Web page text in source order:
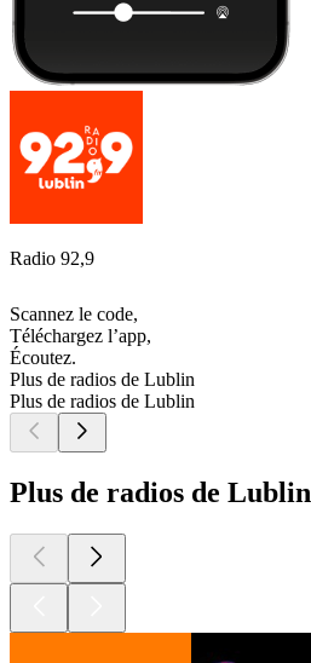
Radio 92,9
Scannez le code,
Téléchargez l’app,
Écoutez.
Plus de radios de Lublin
Plus de radios de Lublin
Plus de radios de Lublin